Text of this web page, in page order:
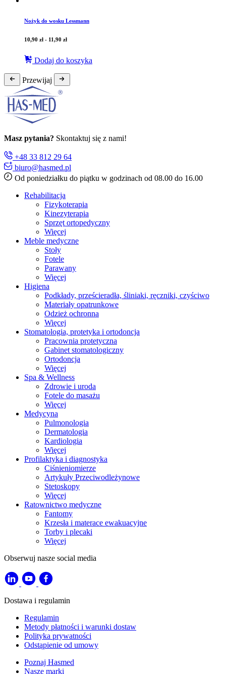
Nożyk do wosku Lessmann
10,90 zł - 11,90 zł
Dodaj do koszyka
Przewijaj
Masz pytania? Skontaktuj się z nami!
+48 33 812 29 64
biuro@hasmed.pl
Od poniedziałku do piątku w godzinach od 08.00 do 16.00
Rehabilitacja
Fizykoterapia
Kinezyterapia
Sprzęt ortopedyczny
Więcej
Meble medyczne
Stoły
Fotele
Parawany
Więcej
Higiena
Podkłady, prześcieradła, śliniaki, ręczniki, czyściwo
Materiały opatrunkowe
Odzież ochronna
Więcej
Stomatologia, protetyka i ortodoncja
Pracownia protetyczna
Gabinet stomatologiczny
Ortodoncja
Więcej
Spa & Wellness
Zdrowie i uroda
Fotele do masażu
Więcej
Medycyna
Pulmonologia
Dermatologia
Kardiologia
Więcej
Profilaktyka i diagnostyka
Ciśnieniomierze
Artykuły Przeciwodleżynowe
Stetoskopy
Więcej
Ratownictwo medyczne
Fantomy
Krzesła i materace ewakuacyjne
Torby i plecaki
Więcej
Obserwuj nasze social media
Dostawa i regulamin
Regulamin
Metody płatności i warunki dostaw
Polityka prywatności
Odstąpienie od umowy
Poznaj Hasmed
Nasze marki